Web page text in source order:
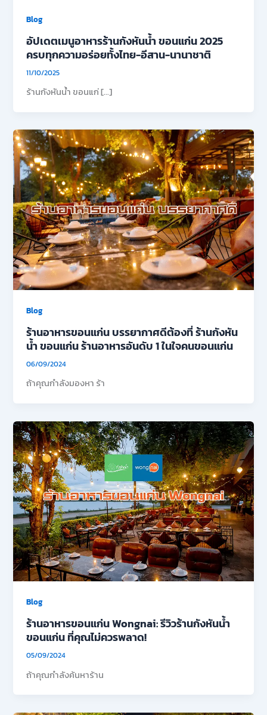
Blog
อัปเดตเมนูอาหารร้านกังหันน้ำ ขอนแก่น 2025
ครบทุกความอร่อยทั้งไทย-อีสาน-นานาชาติ
11/10/2025
ร้านกังหันน้ำ ขอนแก่ […]
Blog
ร้านอาหารขอนแก่น บรรยากาศดีต้องที่ ร้านกังหัน
น้ำ ขอนแก่น ร้านอาหารอันดับ 1 ในใจคนขอนแก่น
06/09/2024
ถ้าคุณกำลังมองหา ร้า
Blog
ร้านอาหารขอนแก่น Wongnai: รีวิวร้านกังหันน้ำ
ขอนแก่น ที่คุณไม่ควรพลาด!
05/09/2024
ถ้าคุณกำลังค้นหาร้าน